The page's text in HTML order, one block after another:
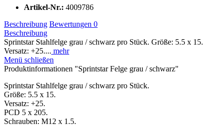
Artikel-Nr.: 4009786
Beschreibung Bewertungen 0
Beschreibung
Sprintstar Stahlfelge grau / schwarz pro Stück. Größe: 5.5 x 15.
Versatz: +25.... mehr
Menü schließen
Produktinformationen "Sprintstar Felge grau / schwarz"
Sprintstar Stahlfelge grau / schwarz pro Stück.
Größe: 5.5 x 15.
Versatz: +25.
PCD 5 x 205.
Schrauben: M12 x 1.5.